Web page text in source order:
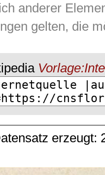
anderer
gelten, die
erzeugt: